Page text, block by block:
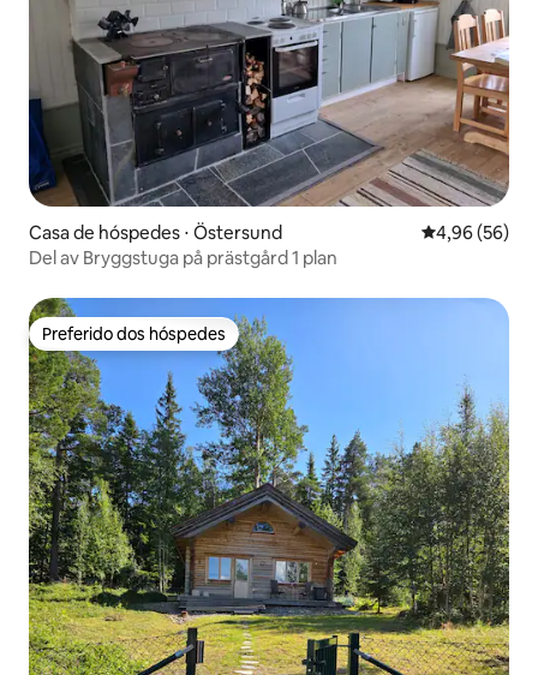
Casa de hóspedes ⋅ Östersund 4,96 de uma
4,96 (56)
Del av Bryggstuga på prästgård 1 plan
Preferido dos hóspedes
Preferido dos hóspedes